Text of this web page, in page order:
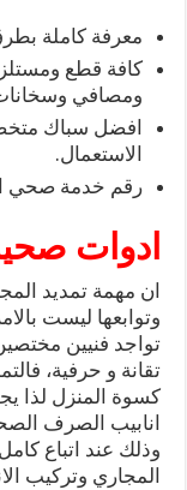
معرفة كاملة
كافة قطع
ومصافي وسخانات
افضل سباك
الاستعمال.
رقم خدمة صحي
ادوات
ان مهمة تمديد
وتوابعها ليست
تواجد فنيين
تقانة و حرفية،
كسوة المنزل لذا
انابيب الصرف
وذلك عند اتباع
المجاري وتركيب